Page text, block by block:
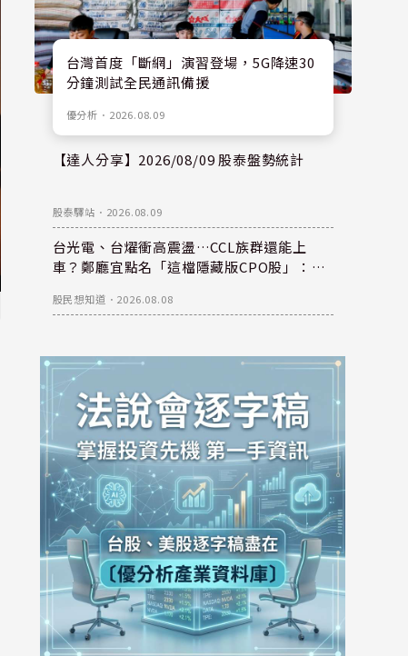
台灣首度「斷網」演習登場，5G降速30
分鐘測試全民通訊備援
優分析 ． 2026.08.09
【達人分享】2026/08/09 股泰盤勢統計
股泰驛站 ． 2026.08.09
台光電、台燿衝高震盪…CCL族群還能上
車？鄭廳宜點名「這檔隱藏版CPO股」：每
股民想知道 ． 2026.08.08